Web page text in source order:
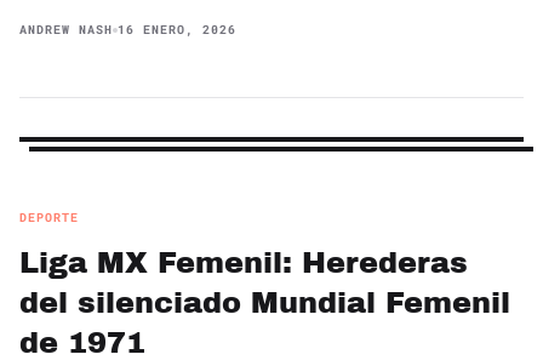
ANDREW NASH 16 ENERO, 2026
DEPORTE
Liga MX Femenil: Herederas
del silenciado Mundial Femenil
de 1971